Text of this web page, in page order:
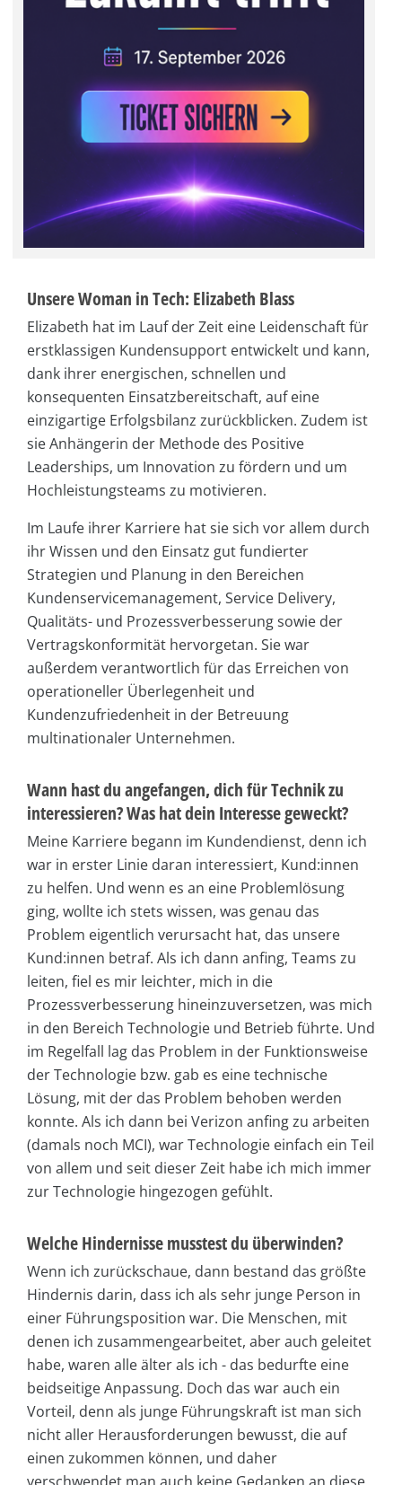
Unsere Woman in Tech: Elizabeth Blass
Elizabeth hat im Lauf der Zeit eine Leidenschaft für
erstklassigen Kundensupport entwickelt und kann,
dank ihrer energischen, schnellen und
konsequenten Einsatzbereitschaft, auf eine
einzigartige Erfolgsbilanz zurückblicken. Zudem ist
sie Anhängerin der Methode des Positive
Leaderships, um Innovation zu fördern und um
Hochleistungsteams zu motivieren.
Im Laufe ihrer Karriere hat sie sich vor allem durch
ihr Wissen und den Einsatz gut fundierter
Strategien und Planung in den Bereichen
Kundenservicemanagement, Service Delivery,
Qualitäts- und Prozessverbesserung sowie der
Vertragskonformität hervorgetan. Sie war
außerdem verantwortlich für das Erreichen von
operationeller Überlegenheit und
Kundenzufriedenheit in der Betreuung
multinationaler Unternehmen.
Wann hast du angefangen, dich für Technik zu
interessieren? Was hat dein Interesse geweckt?
Meine Karriere begann im Kundendienst, denn ich
war in erster Linie daran interessiert, Kund:innen
zu helfen. Und wenn es an eine Problemlösung
ging, wollte ich stets wissen, was genau das
Problem eigentlich verursacht hat, das unsere
Kund:innen betraf. Als ich dann anfing, Teams zu
leiten, fiel es mir leichter, mich in die
Prozessverbesserung hineinzuversetzen, was mich
in den Bereich Technologie und Betrieb führte. Und
im Regelfall lag das Problem in der Funktionsweise
der Technologie bzw. gab es eine technische
Lösung, mit der das Problem behoben werden
konnte. Als ich dann bei Verizon anfing zu arbeiten
(damals noch MCI), war Technologie einfach ein Teil
von allem und seit dieser Zeit habe ich mich immer
zur Technologie hingezogen gefühlt.
Welche Hindernisse musstest du überwinden?
Wenn ich zurückschaue, dann bestand das größte
Hindernis darin, dass ich als sehr junge Person in
einer Führungsposition war. Die Menschen, mit
denen ich zusammengearbeitet, aber auch geleitet
habe, waren alle älter als ich - das bedurfte eine
beidseitige Anpassung. Doch das war auch ein
Vorteil, denn als junge Führungskraft ist man sich
nicht aller Herausforderungen bewusst, die auf
einen zukommen können, und daher
verschwendet man auch keine Gedanken an diese